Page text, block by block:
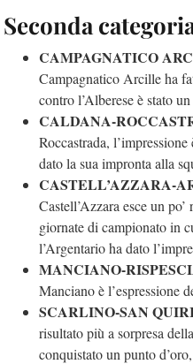
Seconda
CAMPAGNATICO
Campagnatico Arcille ha
contro l’Alberese è stato
CALDANA-
Roccastrada,
dato la sua impronta alla
CASTELL’AZZARA-
Castell’Azzara esce un
giornate di campionato in
l’Argentario ha dato
MANCIANO-
Manciano è l’espressione
SCARLINO-SAN
risultato più a sorpresa
conquistato un punto